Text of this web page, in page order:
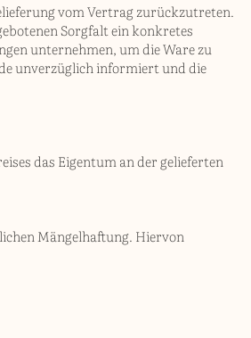
vom Vertrag zurückzutreten.
Sorgfalt ein konkretes
unternehmen, um die Ware zu
unverzüglich informiert und die
das Eigentum an der gelieferten
Mängelhaftung. Hiervon